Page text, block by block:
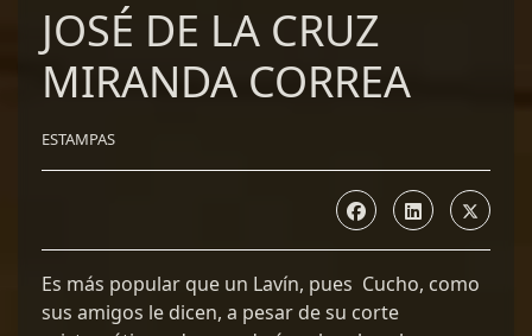
JOSÉ DE LA CRUZ
MIRANDA CORREA
ESTAMPAS
Es más popular que un Lavín, pues Cucho, como
sus amigos le dicen, a pesar de su corte